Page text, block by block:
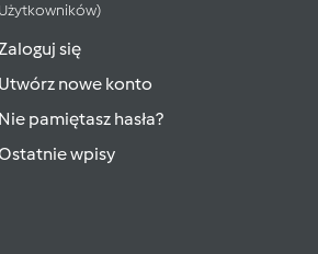
Użytkowników)
się
Utwórz nowe konto
Nie pamiętasz hasła?
wpisy